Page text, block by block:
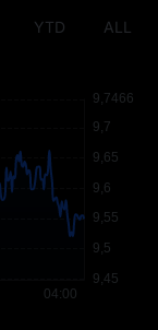
YTD ALL